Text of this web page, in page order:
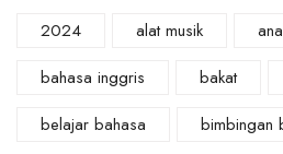
2024 alat musik
bahasa inggris
bakat
belajar bahasa
bimbingan